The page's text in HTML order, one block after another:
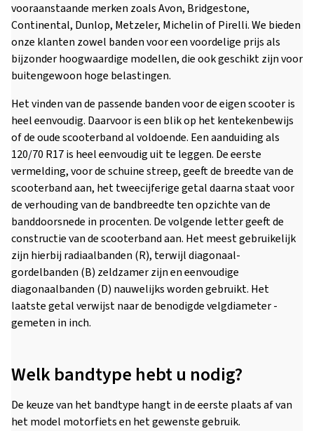
vooraanstaande merken zoals Avon, Bridgestone,
Continental, Dunlop, Metzeler, Michelin of Pirelli. We bieden
onze klanten zowel banden voor een voordelige prijs als
bijzonder hoogwaardige modellen, die ook geschikt zijn voor
buitengewoon hoge belastingen.
Het vinden van de passende banden voor de eigen scooter is
heel eenvoudig. Daarvoor is een blik op het kentekenbewijs
of de oude scooterband al voldoende. Een aanduiding als
120/70 R17 is heel eenvoudig uit te leggen. De eerste
vermelding, voor de schuine streep, geeft de breedte van de
scooterband aan, het tweecijferige getal daarna staat voor
de verhouding van de bandbreedte ten opzichte van de
banddoorsnede in procenten. De volgende letter geeft de
constructie van de scooterband aan. Het meest gebruikelijk
zijn hierbij radiaalbanden (R), terwijl diagonaal-
gordelbanden (B) zeldzamer zijn en eenvoudige
diagonaalbanden (D) nauwelijks worden gebruikt. Het
laatste getal verwijst naar de benodigde velgdiameter -
gemeten in inch.
Welk bandtype hebt u nodig?
De keuze van het bandtype hangt in de eerste plaats af van
het model motorfiets en het gewenste gebruik.